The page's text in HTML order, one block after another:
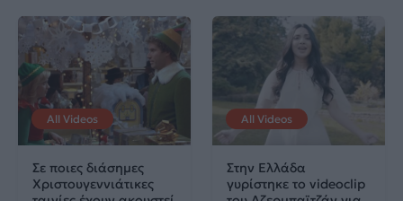
All Videos
Σε ποιες διάσημες
Χριστουγεννιάτικες
All Videos
Στην Ελλάδα
γυρίστηκε το videoclip